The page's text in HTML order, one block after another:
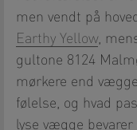
men vendt på
Earthy Yellow,
gultone 8124
mørkere end
følelse, og hvad
lyse vægge